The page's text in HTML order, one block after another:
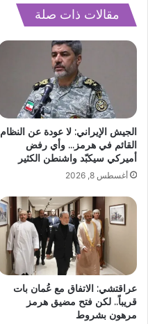
مقالات ذات صلة
الجيش الإيراني: لا عودة عن النظام
القائم في هرمز… وأي رفض
أميركي سيكبّد واشنطن الكثير
أغسطس 8, 2026
عراقتشي: الاتفاق مع عُمان بات
قريباً.. لكن فتح مضيق هرمز
مرهون بشروط